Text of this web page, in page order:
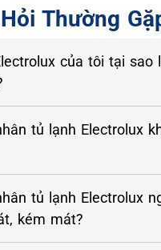
Thường
của tôi tại sao
tủ lạnh Electrolux
tủ lạnh Electrolux
kém mát?